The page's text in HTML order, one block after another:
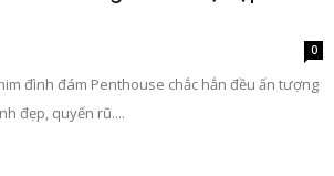
0
đình đám Penthouse chắc hẳn đều ấn tượng
đẹp, quyến rũ....